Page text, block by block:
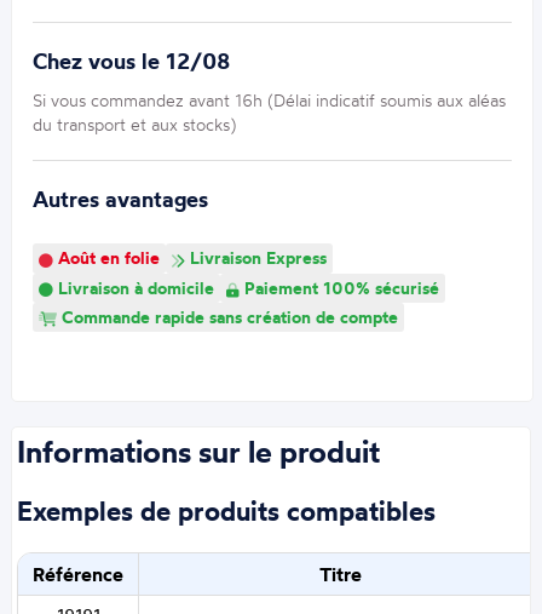
Chez vous le 12/08
Si vous commandez avant 16h (Délai indicatif soumis aux aléas
du transport et aux stocks)
Autres avantages
Août en folie
Livraison Express
Livraison à domicile
Paiement 100% sécurisé
Commande rapide sans création de compte
Informations sur le produit
Exemples de produits compatibles
Référence Titre